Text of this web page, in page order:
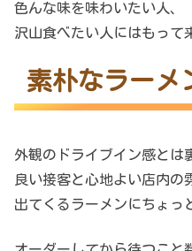
色んな味を味わいたい人、
沢山食べたい人にはもって
素朴なラーメ
外観のドライブイン感とは
良い接客と心地よい店内の
出てくるラーメンにちょっ